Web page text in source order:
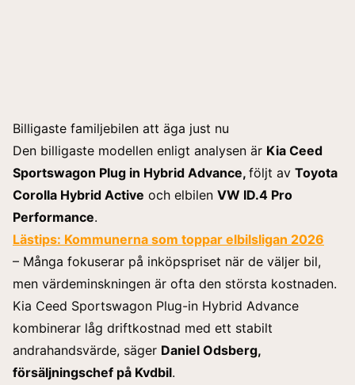
Billigaste familjebilen att äga just nu
Den billigaste modellen enligt analysen är Kia Ceed
Sportswagon Plug in Hybrid Advance, följt av Toyota
Corolla Hybrid Active och elbilen VW ID.4 Pro
Performance.
Lästips: Kommunerna som toppar elbilsligan 2026
– Många fokuserar på inköpspriset när de väljer bil,
men värdeminskningen är ofta den största kostnaden.
Kia Ceed Sportswagon Plug-in Hybrid Advance
kombinerar låg driftkostnad med ett stabilt
andrahandsvärde, säger Daniel Odsberg,
försäljningschef på Kvdbil.